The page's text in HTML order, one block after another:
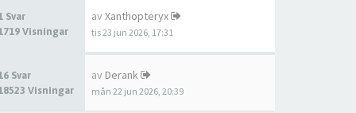
Svar
Visningar
av Xanthopteryx
tis 23 jun 2026, 17:31
Svar
Visningar
av Derank
mån 22 jun 2026, 20:39